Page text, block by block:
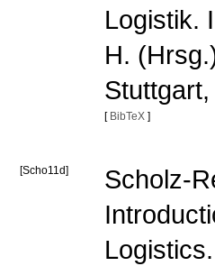
Logistik.
H.
[ BibTeX ]
[Scho11d]
Scholz-